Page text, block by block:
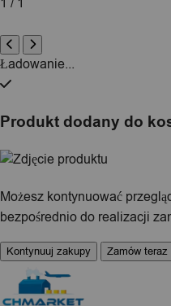
Ładowanie...
Produkt dodany do
Możesz kontynuować
bezpośrednio do realizacji
Kontynuuj zakupy Zamów teraz